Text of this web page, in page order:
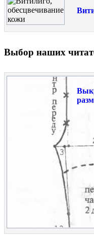
Выбор наших